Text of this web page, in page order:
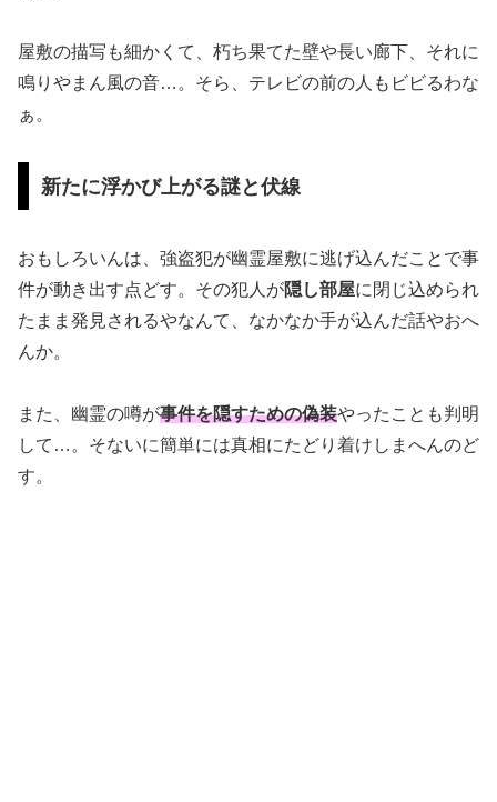
屋敷の描写も細かくて、朽ち果てた壁や長い廊下、それに
鳴りやまん風の音…。そら、テレビの前の人もビビるわな
ぁ。
新たに浮かび上がる謎と伏線
おもしろいんは、強盗犯が幽霊屋敷に逃げ込んだことで事
件が動き出す点どす。その犯人が隠し部屋に閉じ込められ
たまま発見されるやなんて、なかなか手が込んだ話やおへ
んか。
また、幽霊の噂が事件を隠すための偽装やったことも判明
して…。そないに簡単には真相にたどり着けしまへんのど
す。